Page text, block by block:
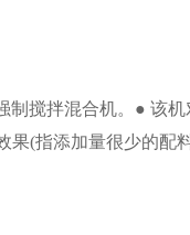
搅拌混合机。● 该
(指添加量很少的配料